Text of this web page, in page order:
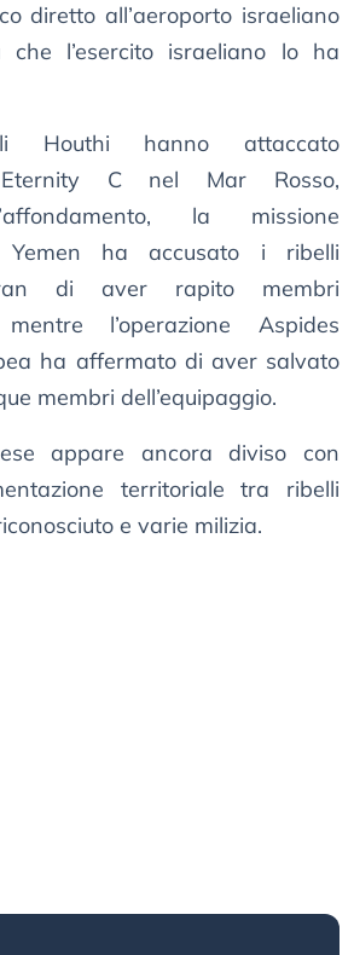
diretto all’aeroporto israeliano
che l’esercito israeliano lo ha
Houthi hanno attaccato
Eternity C nel Mar Rosso,
la missione
Yemen ha accusato i ribelli
di aver rapito membri
mentre l’operazione Aspides
ha affermato di aver salvato
membri dell’equipaggio.
appare ancora diviso con
territoriale tra ribelli
e varie milizia.